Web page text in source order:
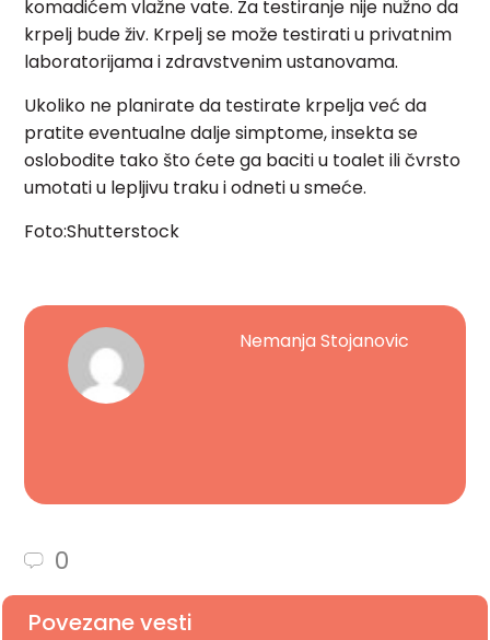
komadićem vlažne vate. Za testiranje nije nužno da
krpelj bude živ. Krpelj se može testirati u privatnim
laboratorijama i zdravstvenim ustanovama.
Ukoliko ne planirate da testirate krpelja već da
pratite eventualne dalje simptome, insekta se
oslobodite tako što ćete ga baciti u toalet ili čvrsto
umotati u lepljivu traku i odneti u smeće.
Foto:Shutterstock
Nemanja Stojanovic
0
Povezane vesti